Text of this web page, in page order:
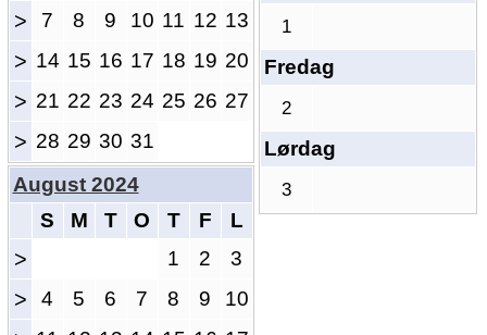
1
Fredag
2
Lørdag
3
> 7 8 9 10 11 12 13
> 14 15 16 17 18 19 20
> 21 22 23 24 25 26 27
> 28 29 30 31
August 2024
S
M T O T F L
> 1 2 3
> 4 5 6 7 8 9 10